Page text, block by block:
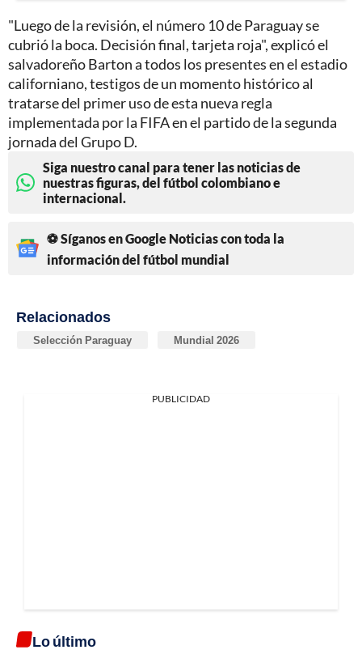
"Luego de la revisión, el número 10 de Paraguay se
cubrió la boca. Decisión final, tarjeta roja", explicó el
salvadoreño Barton a todos los presentes en el estadio
californiano, testigos de un momento histórico al
tratarse del primer uso de esta nueva regla
implementada por la FIFA en el partido de la segunda
jornada del Grupo D.
Siga nuestro canal para tener las noticias de
nuestras figuras, del fútbol colombiano e
internacional.
⚽ Síganos en Google Noticias con toda la
información del fútbol mundial
Relacionados
Selección Paraguay Mundial 2026
PUBLICIDAD
Lo último